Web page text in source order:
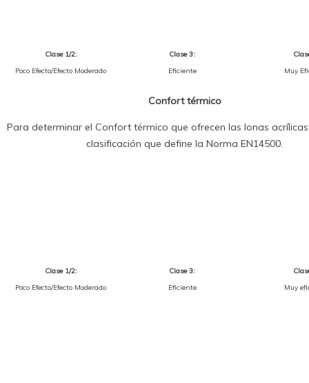
Clase 1/2:
Poco Efecto/Efecto Moderado
Clase 3:
Eficiente
Muy
Confort térmico
Para determinar el Confort térmico que ofrecen las lonas
clasificación que define la Norma EN14500.
Clase 1/2:
Poco Efecto/Efecto Moderado
Clase 3:
Eficiente
Muy